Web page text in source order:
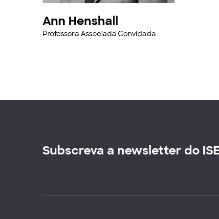
Ann Henshall
Professora Associada Convidada
Subscreva a newsletter do